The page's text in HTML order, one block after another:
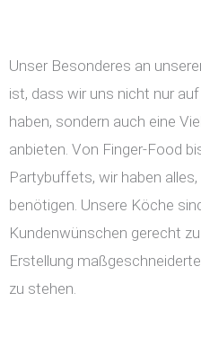
Unser Besonderes an
ist, dass wir uns nicht nur
haben, sondern auch eine
anbieten. Von Finger-Food
Partybuffets, wir haben
benötigen. Unsere Köche
Kundenwünschen gerecht
Erstellung
zu stehen.